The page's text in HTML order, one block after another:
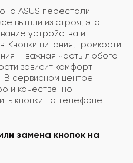
ASUS перестали
вышли из строя, это
устройства и
Кнопки питания, громкости
– важная часть любого
зависит комфорт
В сервисном центре
и качественно
кнопки на телефоне
замена кнопок на